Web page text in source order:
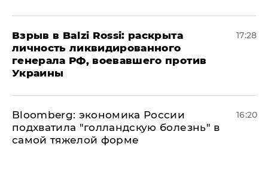
​Взрыв в Balzi Rossi: раскрыта
личность ликвидированного
генерала РФ, воевавшего против
Украины
17:28
Bloomberg: экономика России
подхватила "голландскую болезнь" в
самой тяжелой форме
16:20